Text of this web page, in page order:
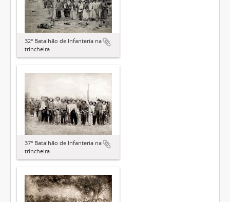
32º Batalhão de Infanteria na
trincheira
37º Batalhão de Infanteria na
trincheira